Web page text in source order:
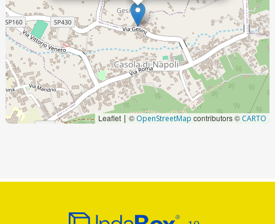
Leaflet |© OpenStreetMap contributors © CARTO